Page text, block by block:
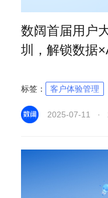
数阔首届用户
圳，解锁数据
标签： 客户体验管理
2025-07-11 ·